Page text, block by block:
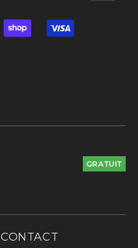
GRATUIT
CONTACT